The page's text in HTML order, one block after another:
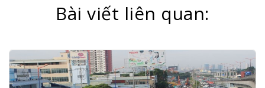
Bài viết liên quan: